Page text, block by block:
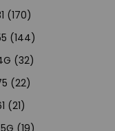
(170)
(144)
(32)
(22)
(21)
(19)